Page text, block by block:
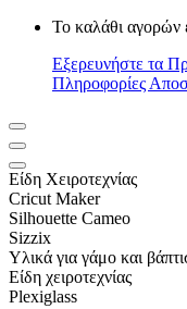
Το καλάθι αγορών
Εξερευνήστε τα
Πληροφορίες
Είδη Xειροτεχνίας
Cricut Maker
Silhouette Cameo
Sizzix
Υλικά για γάμο και
Είδη χειροτεχνίας
Plexiglass